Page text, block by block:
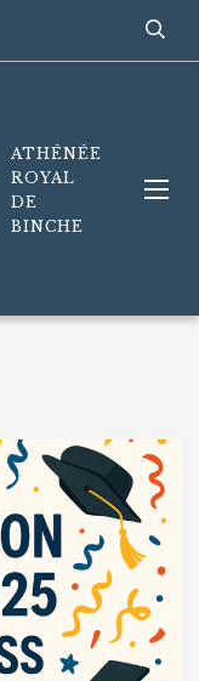
ATHÉNÉE
ROYAL
DE
BINCHE